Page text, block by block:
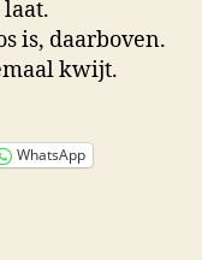
laat.
is, daarboven.
kwijt.
WhatsApp